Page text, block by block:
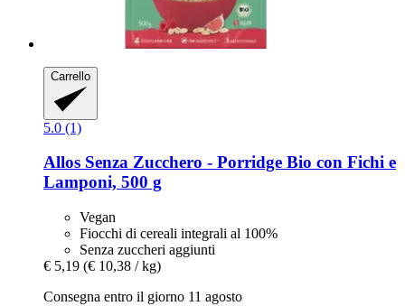
Carrello
5.0 (1)
Allos Senza Zucchero -​ Porridge Bio con Fichi e
Lamponi, 500 g
Vegan
Fiocchi di cereali integrali al 100%
Senza zuccheri aggiunti
€ 5,19 (€ 10,38 / kg)
Consegna entro il giorno 11 agosto